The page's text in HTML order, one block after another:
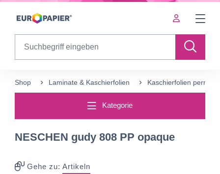
Table Of Content
Shop Laminate & Kaschierfolien Kaschierfolien
Kategorie
NESCHEN gudy 808 PP opaque
Gehe zu: Artikeln